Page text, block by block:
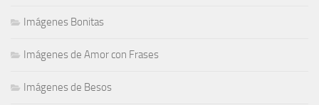
Imágenes Bonitas
Imágenes de Amor con Frases
Imágenes de Besos